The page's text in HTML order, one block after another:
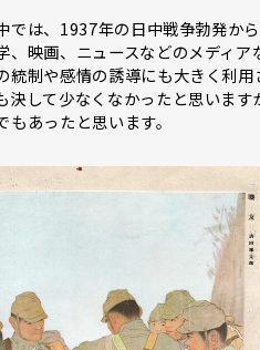
では、1937年の日中戦争勃発か
、映画、ニュースなどのメディ
統制や感情の誘導にも大きく利
決して少なくなかったと思いま
もあったと思います。